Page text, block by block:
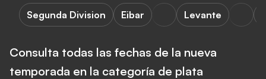
Segunda Division Eibar Levante
Consulta todas las fechas de la nueva
temporada en la categoría de plata